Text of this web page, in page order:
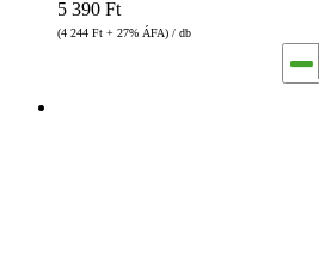
5 390 Ft
(4 244 Ft + 27% ÁFA) / db